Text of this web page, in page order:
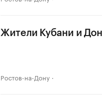
Жители Кубани и
Ростов-на-Дону